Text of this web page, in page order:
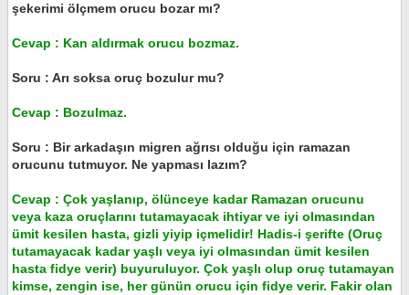
şekerimi ölçmem orucu bozar mı?
Cevap : Kan aldırmak orucu bozmaz.
Soru : Arı soksa oruç bozulur mu?
Cevap : Bozulmaz.
Soru : Bir arkadaşın migren ağrısı olduğu için ramazan
orucunu tutmuyor. Ne yapması lazım?
Cevap : Çok yaşlanıp, ölünceye kadar Ramazan orucunu
veya kaza oruçlarını tutamayacak ihtiyar ve iyi olmasından
ümit kesilen hasta, gizli yiyip içmelidir! Hadis-i şerifte (Oruç
tutamayacak kadar yaşlı veya iyi olmasından ümit kesilen
hasta fidye verir) buyuruluyor. Çok yaşlı olup oruç tutamayan
kimse, zengin ise, her günün orucu için fidye verir. Fakir olan